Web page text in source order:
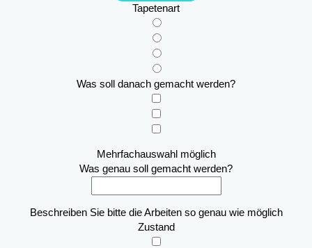
Tapetenart
Was soll danach gemacht werden?
Mehrfachauswahl möglich
Was genau soll gemacht werden?
Beschreiben Sie bitte die Arbeiten so genau wie möglich
Zustand